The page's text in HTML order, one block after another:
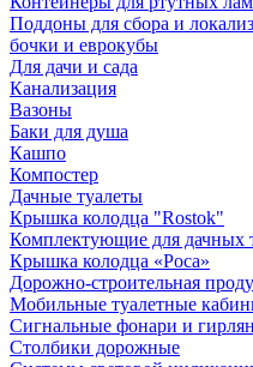
Поддоны для сбора и
бочки и еврокубы
Для дачи и сада
Канализация
Вазоны
Баки для душа
Кашпо
Компостер
Дачные туалеты
Крышка колодца "Rostok"
Комплектующие для дачных
Крышка колодца «Роса»
Дорожно-строительная
Мобильные туалетные
Сигнальные фонари и
Столбики дорожные